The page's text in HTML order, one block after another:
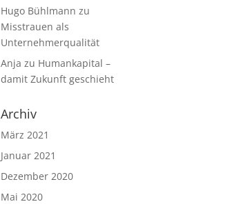
Hugo Bühlmann zu
Misstrauen als
Unternehmerqualität
Anja zu Humankapital –
damit Zukunft geschieht
Archiv
März 2021
Januar 2021
Dezember 2020
Mai 2020